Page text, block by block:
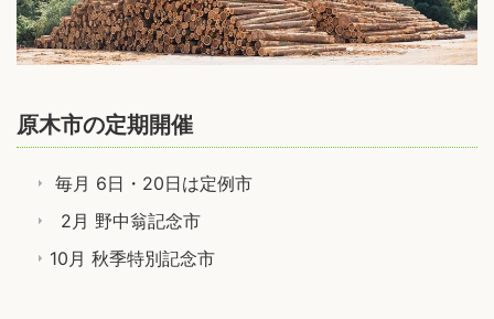
原木市の定期開催
毎月 6日・20日は定例市
2月 野中翁記念市
10月 秋季特別記念市